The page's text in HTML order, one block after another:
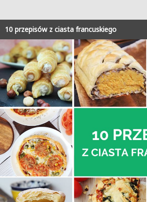
10 przepisów z ciasta francuskiego